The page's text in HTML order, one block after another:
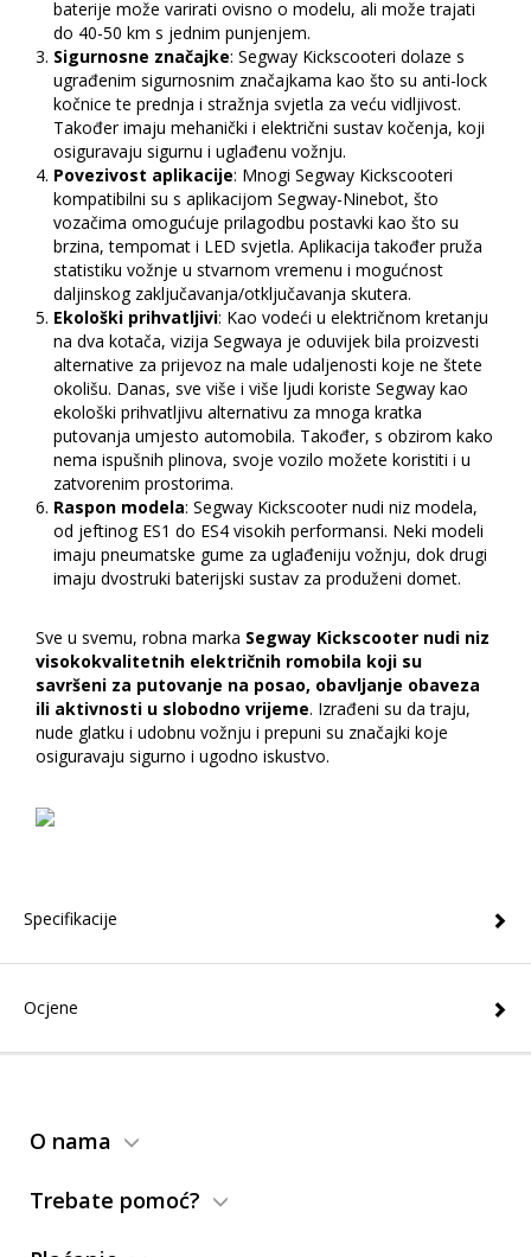
baterije može varirati ovisno o modelu, ali može trajati
do 40-50 km s jednim punjenjem.
Sigurnosne značajke: Segway Kickscooteri dolaze s
ugrađenim sigurnosnim značajkama kao što su anti-lock
kočnice te prednja i stražnja svjetla za veću vidljivost.
Također imaju mehanički i električni sustav kočenja, koji
osiguravaju sigurnu i uglađenu vožnju.
Povezivost aplikacije: Mnogi Segway Kickscooteri
kompatibilni su s aplikacijom Segway-Ninebot, što
vozačima omogućuje prilagodbu postavki kao što su
brzina, tempomat i LED svjetla. Aplikacija također pruža
statistiku vožnje u stvarnom vremenu i mogućnost
daljinskog zaključavanja/otključavanja skutera.
Ekološki prihvatljivi: Kao vodeći u električnom kretanju
na dva kotača, vizija Segwaya je oduvijek bila proizvesti
alternative za prijevoz na male udaljenosti koje ne štete
okolišu. Danas, sve više i više ljudi koriste Segway kao
ekološki prihvatljivu alternativu za mnoga kratka
putovanja umjesto automobila. Također, s obzirom kako
nema ispušnih plinova, svoje vozilo možete koristiti i u
zatvorenim prostorima.
Raspon modela: Segway Kickscooter nudi niz modela,
od jeftinog ES1 do ES4 visokih performansi. Neki modeli
imaju pneumatske gume za uglađeniju vožnju, dok drugi
imaju dvostruki baterijski sustav za produženi domet.
Sve u svemu, robna marka Segway Kickscooter nudi niz
visokokvalitetnih električnih romobila koji su
savršeni za putovanje na posao, obavljanje obaveza
ili aktivnosti u slobodno vrijeme. Izrađeni su da traju,
nude glatku i udobnu vožnju i prepuni su značajki koje
osiguravaju sigurno i ugodno iskustvo.
Specifikacije
Ocjene
O nama
Trebate pomoć?